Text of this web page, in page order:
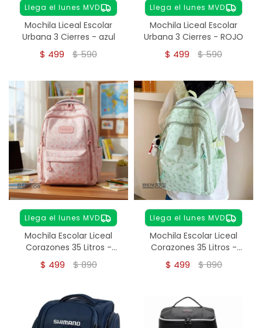
Llega el lunes MVD
Mochila Liceal Escolar
Urbana 3 Cierres - azul
$ 499 $590
Llega el lunes MVD
Mochila Liceal Escolar
Urbana 3 Cierres - ROJO
$ 499 $590
Llega el lunes MVD
Mochila Escolar Liceal
Corazones 35 Litros -
ROSA
$ 499 $890
Llega el lunes MVD
Mochila Escolar Liceal
Corazones 35 Litros -
Verde
$ 499 $890